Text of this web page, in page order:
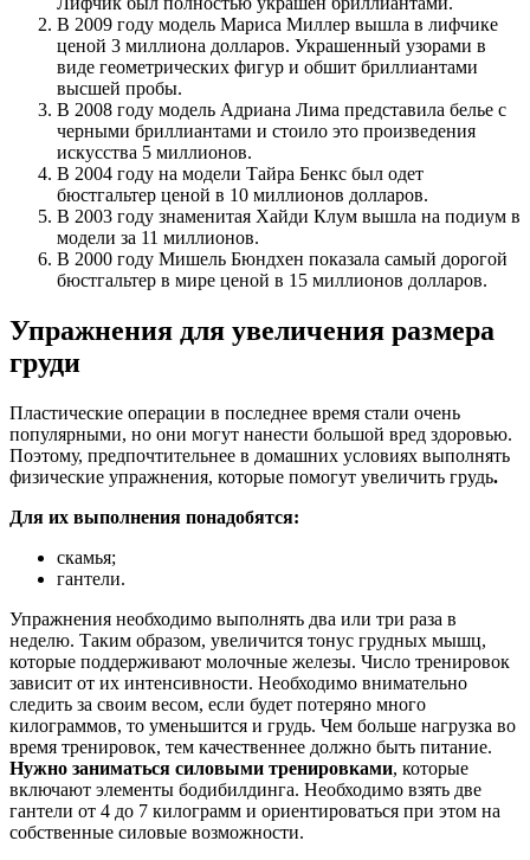
В 2009 году модель Мариса Миллер вышла в лифчике
ценой 3 миллиона долларов. Украшенный узорами в
виде геометрических фигур и обшит бриллиантами
высшей пробы.
В 2008 году модель Адриана Лима представила белье с
черными бриллиантами и стоило это произведения
искусства 5 миллионов.
В 2004 году на модели Тайра Бенкс был одет
бюстгальтер ценой в 10 миллионов долларов.
В 2003 году знаменитая Хайди Клум вышла на подиум в
модели за 11 миллионов.
В 2000 году Мишель Бюндхен показала самый дорогой
бюстгальтер в мире ценой в 15 миллионов долларов.
Упражнения для увеличения размера
груди
Пластические операции в последнее время стали очень
популярными, но они могут нанести большой вред здоровью.
Поэтому, предпочтительнее в домашних условиях выполнять
физические упражнения, которые помогут увеличить грудь.
Для их выполнения понадобятся:
скамья;
гантели.
Упражнения необходимо выполнять два или три раза в
неделю. Таким образом, увеличится тонус грудных мышц,
которые поддерживают молочные железы. Число тренировок
зависит от их интенсивности. Необходимо внимательно
следить за своим весом, если будет потеряно много
килограммов, то уменьшится и грудь. Чем больше нагрузка во
время тренировок, тем качественнее должно быть питание.
Нужно заниматься силовыми тренировками, которые
включают элементы бодибилдинга. Необходимо взять две
гантели от 4 до 7 килограмм и ориентироваться при этом на
собственные силовые возможности.